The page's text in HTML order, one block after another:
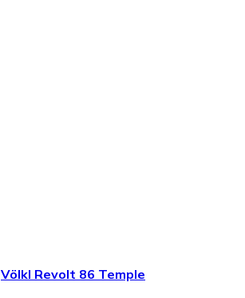
Völkl Revolt 86 Temple